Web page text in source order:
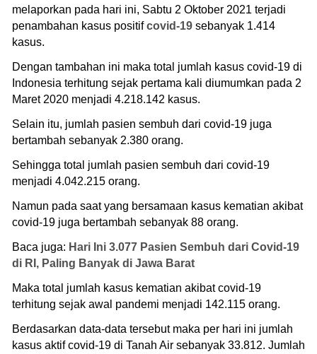
melaporkan pada hari ini, Sabtu 2 Oktober 2021 terjadi
penambahan kasus positifcovid-19 sebanyak 1.414
kasus.
Dengan tambahan ini maka total jumlah kasus covid-19 di
Indonesia terhitung sejak pertama kali diumumkan pada 2
Maret 2020 menjadi 4.218.142 kasus.
Selain itu, jumlah pasien sembuh dari covid-19 juga
bertambah sebanyak 2.380 orang.
Sehingga total jumlah pasien sembuh dari covid-19
menjadi 4.042.215 orang.
Namun pada saat yang bersamaan kasus kematian akibat
covid-19 juga bertambah sebanyak 88 orang.
Baca juga: Hari Ini 3.077 Pasien Sembuh dari Covid-19
di RI, Paling Banyak di Jawa Barat
Maka total jumlah kasus kematian akibat covid-19
terhitung sejak awal pandemi menjadi 142.115 orang.
Berdasarkan data-data tersebut maka per hari ini jumlah
kasus aktif covid-19 di Tanah Air sebanyak 33.812. Jumlah